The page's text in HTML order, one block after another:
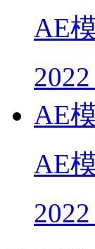
AE
2022
AE
AE
2022